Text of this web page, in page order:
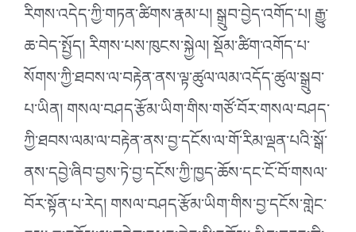
རིགས་འདེད་ཀྱི་གཏན་ཚིགས་རྣམ་པ། སྒྲུབ་བྱེད་འགོད་པ། རྒྱུ་
ཆ་བེད་སྤྱོད། རིགས་པས་ཁུངས་སྐྱེལ། སྡོམ་ཚིག་འགོད་པ་
སོགས་ཀྱི་ཐབས་ལ་བརྟེན་ནས་ལྟ་ཚུལ་ལམ་འདོད་ཚུལ་སྒྲུབ་
པ་ཡིན། གསལ་བཤད་རྩོམ་ཡིག་གིས་གཙོ་བོར་གསལ་བཤད་
ཀྱི་ཐབས་ལམ་ལ་བརྟེན་ནས་བྱ་དངོས་ལ་གོ་རིམ་ལྡན་པའི་སྒོ་
ནས་དབྱེ་ཞིབ་བྱས་ཏེ་བྱ་དངོས་ཀྱི་ཁྱད་ཆོས་དང་ངོ་བོ་གསལ་
བོར་སྟོན་པ་རེད། གསལ་བཤད་རྩོམ་ཡིག་གིས་བྱ་དངོས་གླེང་